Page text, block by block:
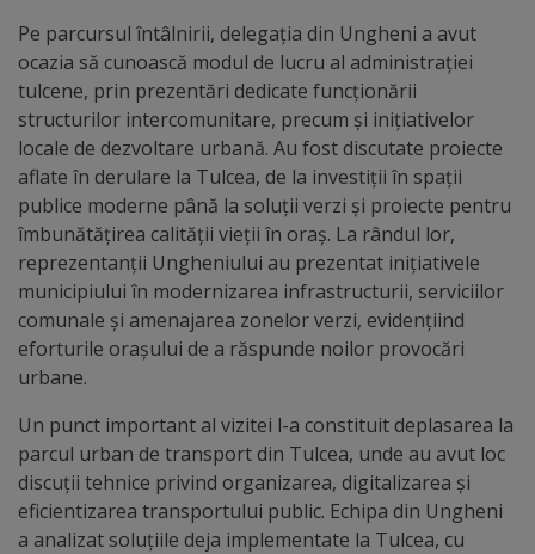
Sculpturi
(harta
sculpturilor)
Monumente
arhitecturale
Personalități
marcante
Sportivi
de
performanță
Orașul
Pe parcursul întâlnirii, delegația din Ungheni a avut
ocazia să cunoască modul de lucru al administrației
tulcene, prin prezentări dedicate funcționării
structurilor intercomunitare, precum și inițiativelor
locale de dezvoltare urbană. Au fost discutate proiecte
aflate în derulare la Tulcea, de la investiții în spații
publice moderne până la soluții verzi și proiecte pentru
îmbunătățirea calității vieții în oraș. La rândul lor,
reprezentanții Ungheniului au prezentat inițiativele
municipiului în modernizarea infrastructurii, serviciilor
comunale și amenajarea zonelor verzi, evidențiind
eforturile orașului de a răspunde noilor provocări
urbane.
Un punct important al vizitei l-a constituit deplasarea la
parcul urban de transport din Tulcea, unde au avut loc
discuții tehnice privind organizarea, digitalizarea și
eficientizarea transportului public. Echipa din Ungheni
a analizat soluțiile deja implementate la Tulcea, cu